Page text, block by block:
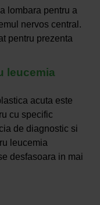
lombara pentru a
nervos central.
pentru prezenta
leucemia
acuta este
cu specific
de diagnostic si
leucemia
desfasoara in mai